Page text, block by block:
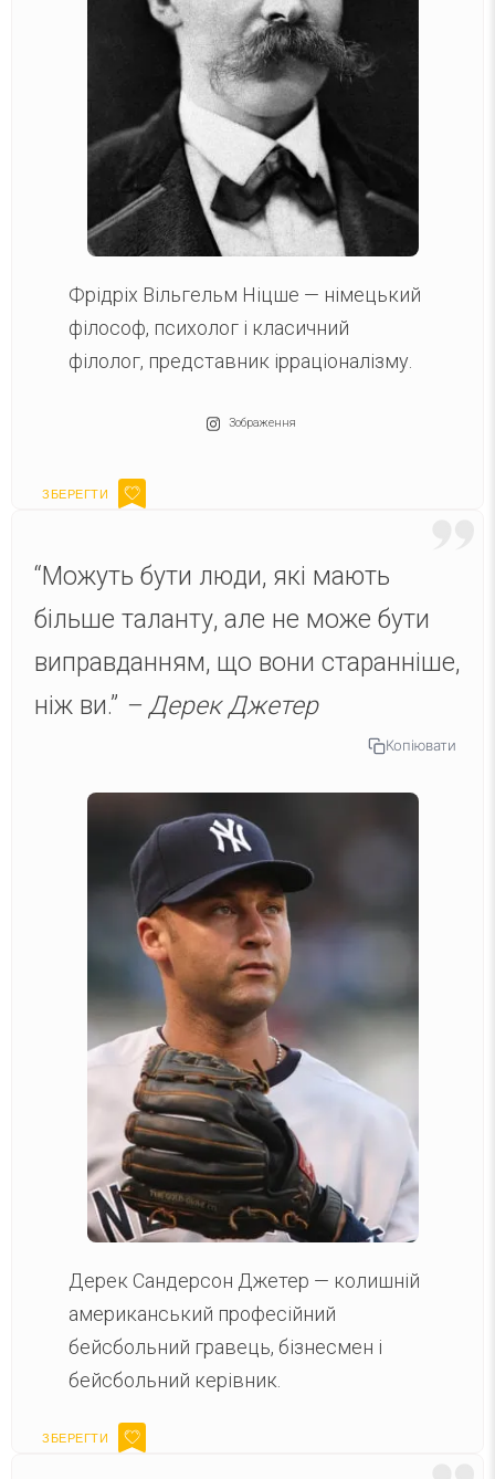
Фрідріх Вільгельм Ніцше — німецький
філософ, психолог і класичний
філолог, представник ірраціоналізму.
Зображення
“Можуть бути люди, які мають
більше таланту, але не може бути
виправданням, що вони старанніше,
ніж ви.” – Дерек Джетер
Копіювати
Дерек Сандерсон Джетер — колишній
американський професійний
бейсбольний гравець, бізнесмен і
бейсбольний керівник.